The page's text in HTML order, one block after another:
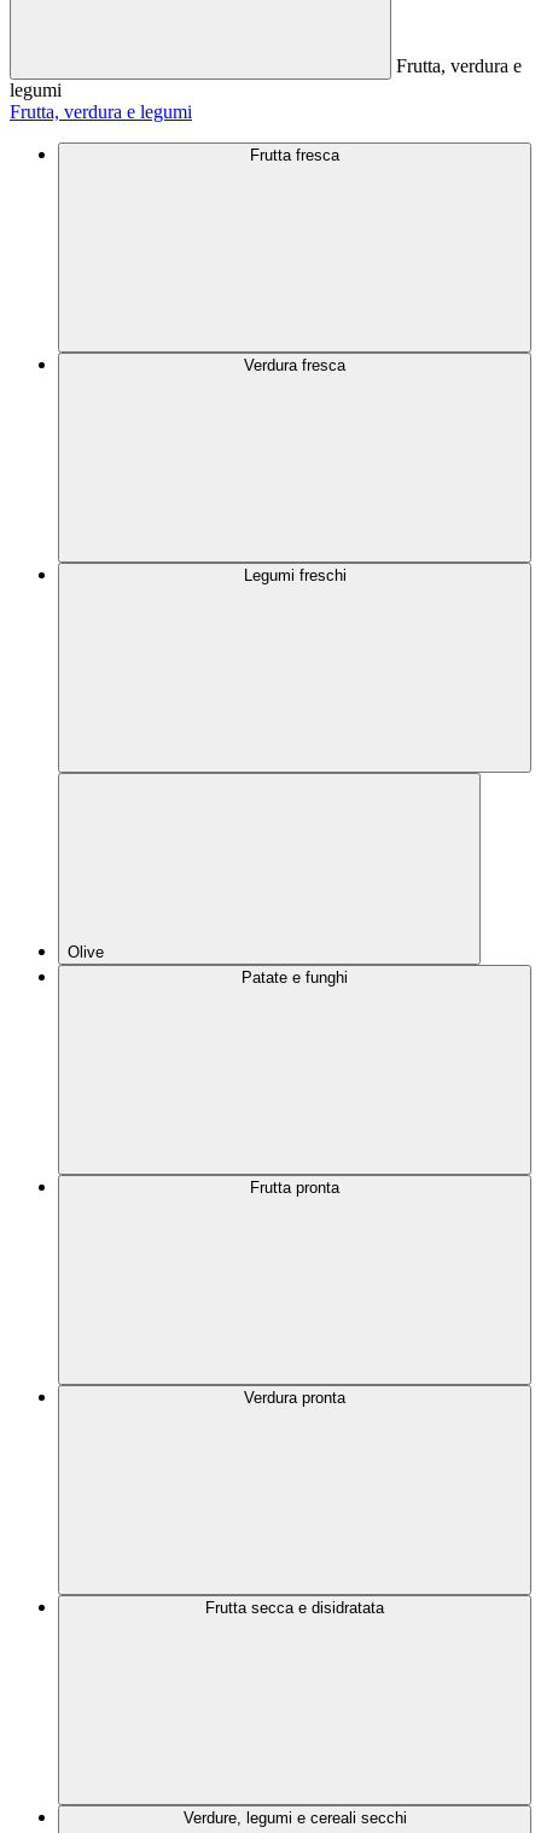
Frutta, verdura e
legumi
Frutta, verdura e legumi
Frutta fresca
Verdura fresca
Legumi freschi
Olive
Patate e funghi
Frutta pronta
Verdura pronta
Frutta secca e disidratata
Verdure, legumi e cereali secchi